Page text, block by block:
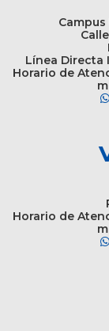
Línea Directa
Horario de
Horario de